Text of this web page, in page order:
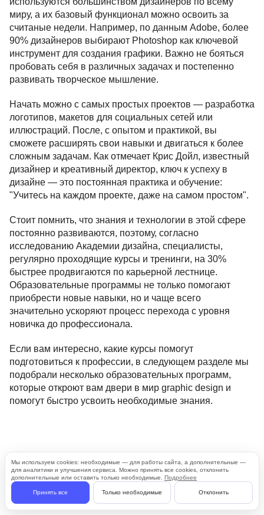
миру, а их базовый функционал можно освоить за
считаные недели. Например, по данным Adobe, более
90% дизайнеров выбирают Photoshop как ключевой
инструмент для создания графики. Важно не бояться
пробовать себя в различных задачах и постепенно
развивать творческое мышление.
Начать можно с самых простых проектов — разработка
логотипов, макетов для социальных сетей или
иллюстраций. После, с опытом и практикой, вы
сможете расширять свои навыки и двигаться к более
сложным задачам. Как отмечает Крис Дойл, известный
дизайнер и креативный директор, ключ к успеху в
дизайне — это постоянная практика и обучение:
"Учитесь на каждом проекте, даже на самом простом".
Стоит помнить, что знания и технологии в этой сфере
постоянно развиваются, поэтому, согласно
исследованию Академии дизайна, специалисты,
регулярно проходящие курсы и тренинги, на 30%
быстрее продвигаются по карьерной лестнице.
Образовательные программы не только помогают
приобрести новые навыки, но и чаще всего
значительно ускоряют процесс перехода с уровня
новичка до профессионала.
Если вам интересно, какие курсы помогут
подготовиться к профессии, в следующем разделе мы
подобрали несколько образовательных программ,
которые откроют вам двери в мир graphic design и
помогут быстро усвоить необходимые знания.
Рекомендуем посмотреть курсы
по графическому дизайну
Мы используем cookies: необходимые — для работы сайта, а дополнительные —
для аналитики и улучшения сервиса. Можно принять все cookies, отклонить
дополнительные или оставить только необходимые. Подробнее
Принять все Только необходимые Отклонить